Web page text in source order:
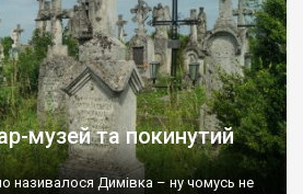
музей та покинутий
називалося Димівка – ну чомусь не